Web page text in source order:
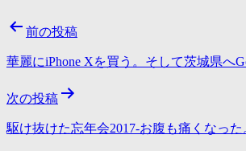
前の投稿
華麗にiPhone Xを買う。そして茨城県へ
次の投稿
駆け抜けた忘年会2017-お腹も痛くなった